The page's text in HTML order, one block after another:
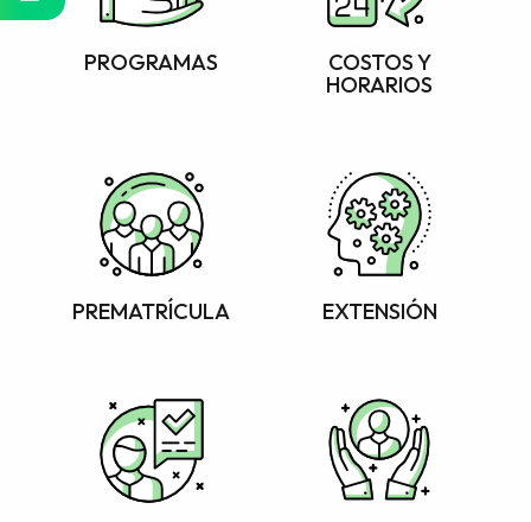
PROGRAMAS
COSTOS Y
HORARIOS
PREMATRÍCULA EXTENSIÓN